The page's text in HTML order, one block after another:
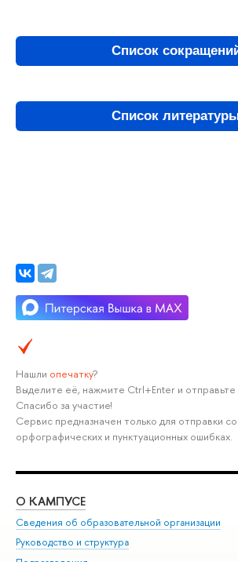
Список
Список
Нашли опечатку?
Выделите её, нажмите Ctrl+Enter и
Спасибо за участие!
Сервис предназначен только для отправки
орфографических и пунктуационных ошибках.
О КАМПУСЕ
Сведения об образовательной организации
Руководство и структура